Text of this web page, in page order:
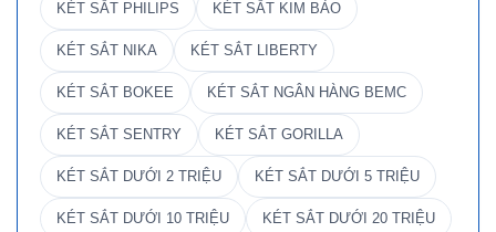
KÉT SẮT PHILIPS KÉT SẮT KIM BẢO
KÉT SẮT NIKA KÉT SẮT LIBERTY
KÉT SẮT BOKEE KÉT SẮT NGÂN HÀNG BEMC
KÉT SẮT SENTRY KÉT SẮT GORILLA
KÉT SẮT DƯỚI 2 TRIỆU KÉT SẮT DƯỚI 5 TRIỆU
KÉT SẮT DƯỚI 10 TRIỆU KÉT SẮT DƯỚI 20 TRIỆU